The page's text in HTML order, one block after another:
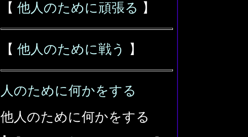
【 他人のために頑張る 】
【 他人のために戦う 】
人のために何かをする
他人のために何かをする